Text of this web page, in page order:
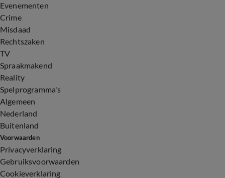
Evenementen
Crime
Misdaad
Rechtszaken
TV
Spraakmakend
Reality
Spelprogramma's
Algemeen
Nederland
Buitenland
Voorwaarden
Privacyverklaring
Gebruiksvoorwaarden
Cookieverklaring